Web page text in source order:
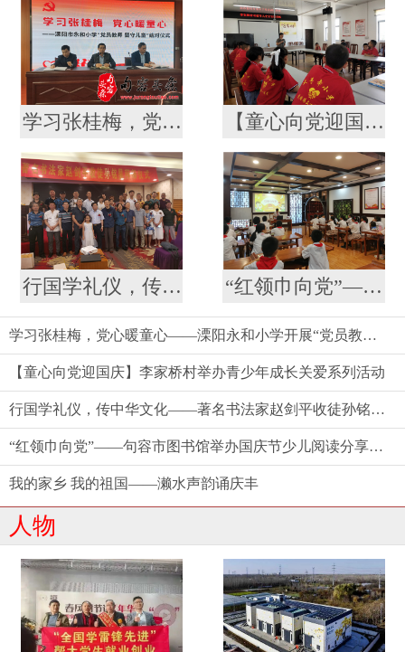
学习张桂梅，党心暖童心——溧阳永和小学开展“党员教师 留守儿童”结对仪式 【童心向党迎国庆】李家桥村举办青少年成长关爱系列活动
行国学礼仪，传中华文化——著名书法家赵剑平收徒孙铭昊拜师仪式见闻 “红领巾向党”——句容市图书馆举办国庆节少儿阅读分享成长活动
学习张桂梅，党心暖童心——溧阳永和小学开展“党员教师 留守儿童”结对仪式
【童心向党迎国庆】李家桥村举办青少年成长关爱系列活动
行国学礼仪，传中华文化——著名书法家赵剑平收徒孙铭昊拜师仪式见闻
“红领巾向党”——句容市图书馆举办国庆节少儿阅读分享成长活动
我的家乡 我的祖国——濑水声韵诵庆丰
人物